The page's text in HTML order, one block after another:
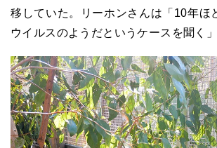
移していた。リーホンさんは「10年ほ
ウイルスのようだというケースを聞く」